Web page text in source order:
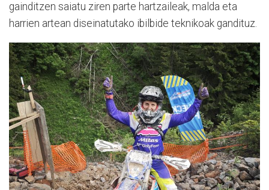
gainditzen saiatu ziren parte hartzaileak, malda eta
harrien artean diseinatutako ibilbide teknikoak gandituz.